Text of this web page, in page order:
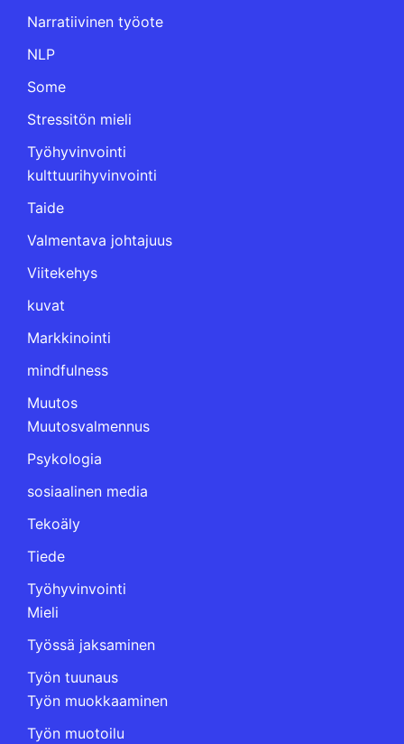
Narratiivinen työote
NLP
Some
Stressitön mieli
Työhyvinvointi
kulttuurihyvinvointi
Taide
Valmentava johtajuus
Viitekehys
kuvat
Markkinointi
mindfulness
Muutos
Muutosvalmennus
Psykologia
sosiaalinen media
Tekoäly
Tiede
Työhyvinvointi
Mieli
Työssä jaksaminen
Työn tuunaus
Työn muokkaaminen
Työn muotoilu